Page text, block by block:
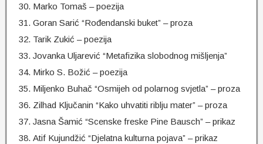
Marko Tomaš – poezija
Goran Sarić “Rođendanski buket” – proza
Tarik Zukić – poezija
Jovanka Uljarević “Metafizika slobodnog mišljenja”
Mirko S. Božić – poezija
Miljenko Buhač “Osmijeh od polarnog svjetla” – proza
Zilhad Ključanin “Kako uhvatiti riblju mater” – proza
Jasna Šamić “Scenske freske Pine Bausch” – prikaz
Atif Kujundžić “Djelatna kulturna pojava” – prikaz